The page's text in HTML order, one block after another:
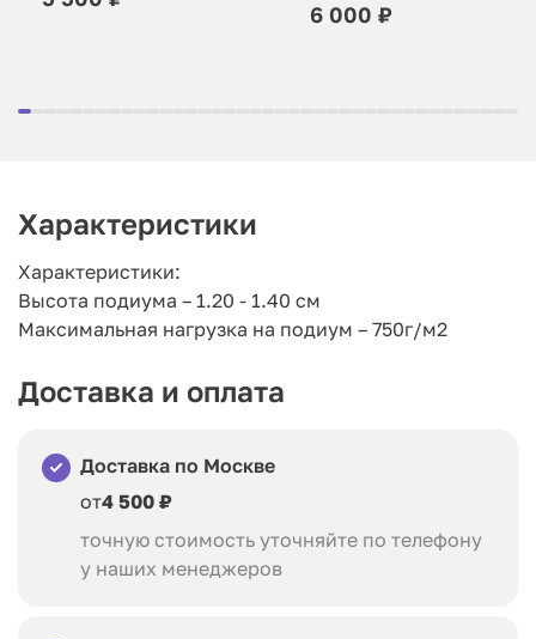
6 000 ₽
Характеристики
Характеристики:
Высота подиума – 1.20 - 1.40 см
Максимальная нагрузка на подиум – 750г/м2
Доставка и оплата
Доставка по Москве
от4 500 ₽
точную стоимость уточняйте по телефону
у наших менеджеров